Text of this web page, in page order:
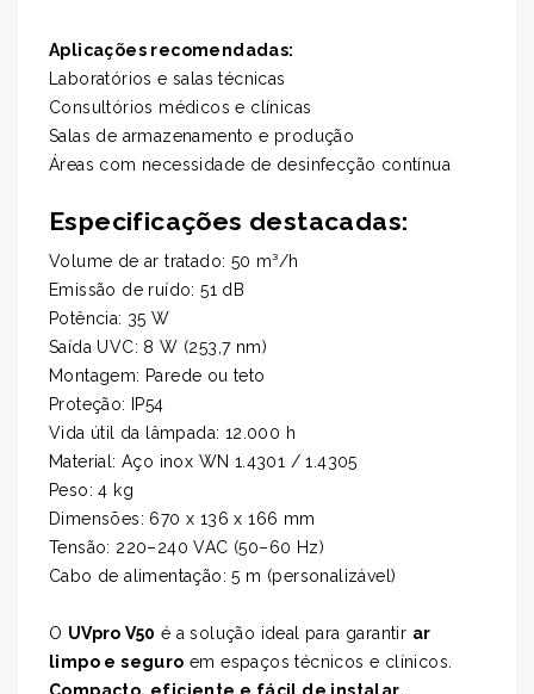
Aplicações recomendadas:
Laboratórios e salas técnicas
Consultórios médicos e clínicas
Salas de armazenamento e produção
Áreas com necessidade de desinfecção contínua
Especificações destacadas:
Volume de ar tratado: 50 m³/h
Emissão de ruído: 51 dB
Potência: 35 W
Saída UVC: 8 W (253,7 nm)
Montagem: Parede ou teto
Proteção: IP54
Vida útil da lâmpada: 12.000 h
Material: Aço inox WN 1.4301 / 1.4305
Peso: 4 kg
Dimensões: 670 x 136 x 166 mm
Tensão: 220–240 VAC (50–60 Hz)
Cabo de alimentação: 5 m (personalizável)
O UVpro V50 é a solução ideal para garantir ar
limpo e seguro em espaços técnicos e clínicos.